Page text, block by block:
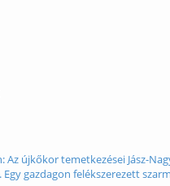
Az újkőkor temetkezései Jász-
gazdagon felékszerezett